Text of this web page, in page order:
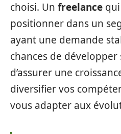
choisi. Un freelance
positionner dans un
ayant une demande
chances de
d’assurer une
diversifier vos
vous adapter aux